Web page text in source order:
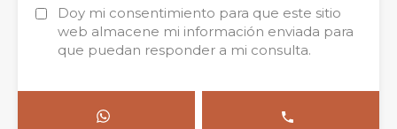
Doy mi consentimiento para que este sitio
web almacene mi información enviada para
que puedan responder a mi consulta.